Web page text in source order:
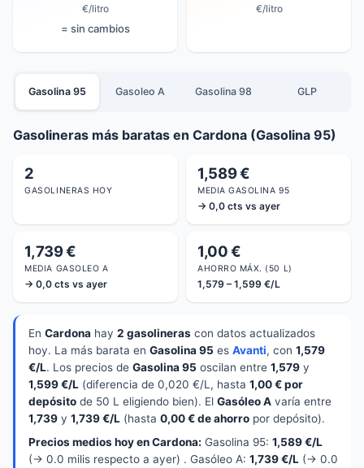
€/litro
= sin cambios
€/litro
Gasolina 95 Gasoleo A Gasolina 98 GLP
Gasolineras más baratas en Cardona (Gasolina 95)
2
GASOLINERAS HOY
1,589 €
MEDIA GASOLINA 95
→ 0,0 cts vs ayer
1,739 €
MEDIA GASOLEO A
→ 0,0 cts vs ayer
1,00 €
AHORRO MÁX. (50 L)
1,579 – 1,599 €/L
En Cardona hay 2 gasolineras con datos actualizados
hoy. La más barata en Gasolina 95 es Avanti, con 1,579
€/L. Los precios de Gasolina 95 oscilan entre 1,579 y
1,599 €/L (diferencia de 0,020 €/L, hasta 1,00 € por
depósito de 50 L eligiendo bien). El Gasóleo A varía entre
1,739 y 1,739 €/L (hasta 0,00 € de ahorro por depósito).
Precios medios hoy en Cardona: Gasolina 95: 1,589 €/L
(→ 0.0 milis respecto a ayer) . Gasóleo A: 1,739 €/L (→ 0.0